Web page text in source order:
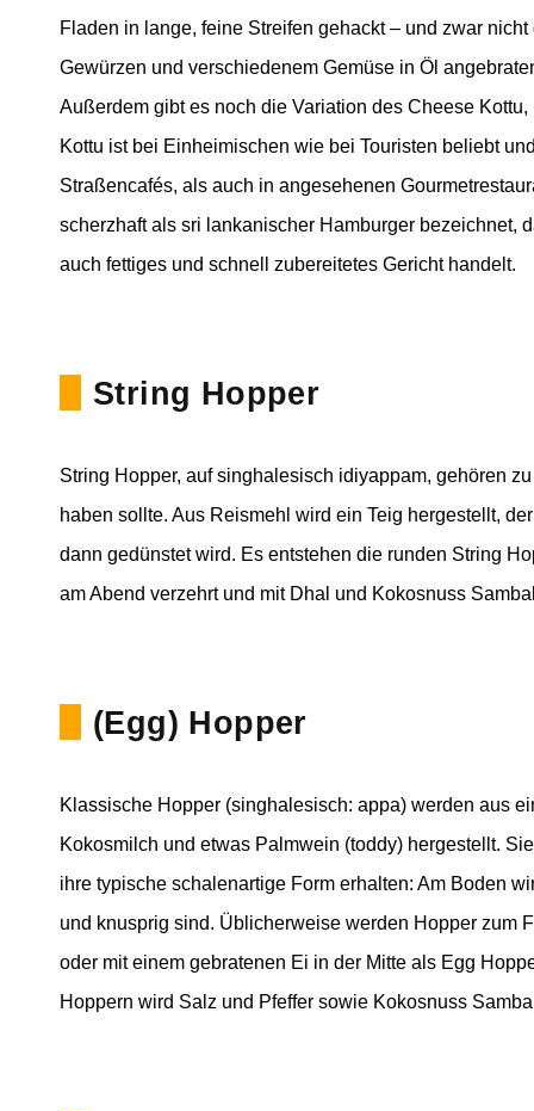
Fladen in lange, feine Streifen gehackt – und zwar
Gewürzen und verschiedenem Gemüse in Öl
Außerdem gibt es noch die Variation des Cheese
Kottu ist bei Einheimischen wie bei Touristen beliebt
Straßencafés, als auch in angesehenen
scherzhaft als sri lankanischer Hamburger bezeichnet,
auch fettiges und schnell zubereitetes Gericht handelt.
String Hopper
String Hopper, auf singhalesisch idiyappam, gehören
haben sollte. Aus Reismehl wird ein Teig hergestellt,
dann gedünstet wird. Es entstehen die runden String
am Abend verzehrt und mit Dhal und Kokosnuss
(Egg) Hopper
Klassische Hopper (singhalesisch: appa) werden aus
Kokosmilch und etwas Palmwein (toddy) hergestellt.
ihre typische schalenartige Form erhalten: Am Boden
und knusprig sind. Üblicherweise werden Hopper zum
oder mit einem gebratenen Ei in der Mitte als Egg
Hoppern wird Salz und Pfeffer sowie Kokosnuss